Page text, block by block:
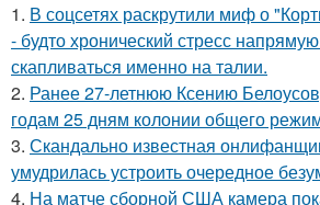
1. В соцсетях раскрутили миф о
- будто хронический стресс
скапливаться именно на талии.
2. Ранее 27-летнюю Ксению
годам 25 дням колонии общего
3. Скандально известная
умудрилась устроить очередное
4. На матче сборной США камера